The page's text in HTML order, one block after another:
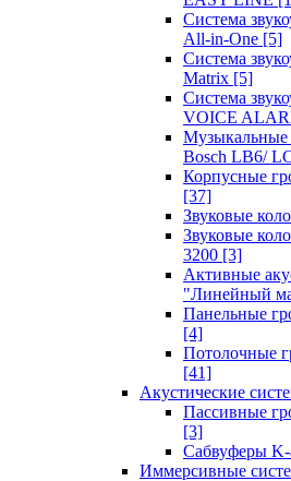
Система
All-in-One [5]
Система
Matrix [5]
Система
VOICE
Музыкальные
Bosch LB6/
Корпусные
[37]
Звуковые
Звуковые
3200 [3]
Активные
"Линейный
Панельные
[4]
Потолочные
[41]
Акустические
Пассивные
[3]
Сабвуферы K-
Иммерсивные